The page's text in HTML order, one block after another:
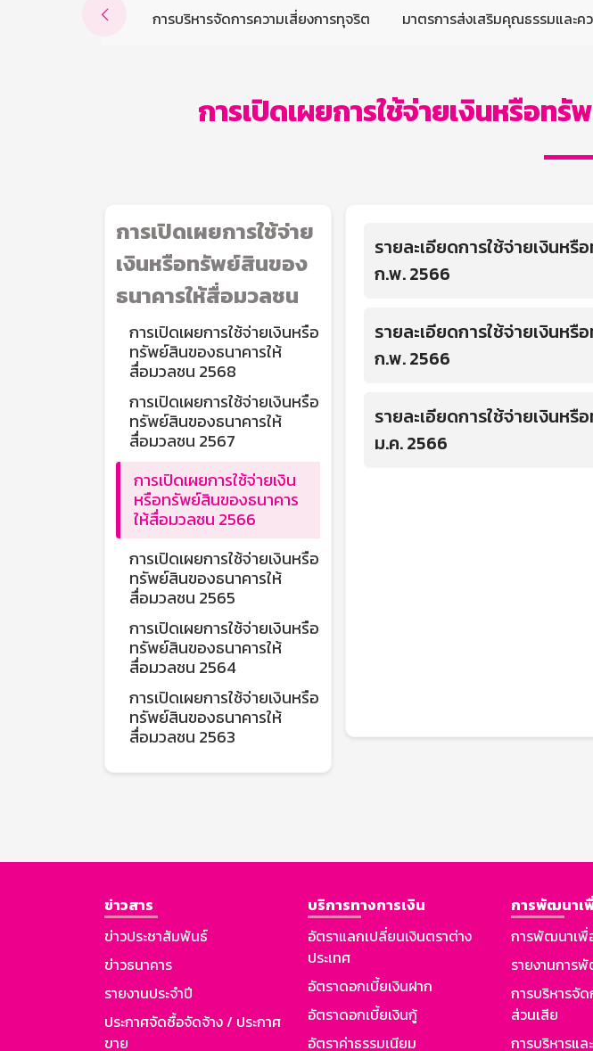
งเสริมความโปร่งใส การบริหารจัดการความเสี่ยงการทุจริต มาตรการส่งเสริมคุณธรรมและคว

การเปิดเผยการใช้จ่ายเงินหรือท
การเปิดเผยการใช้จ่าย
เงินหรือทรัพย์สินของ
ธนาคารให้สื่อมวลชน
การเปิดเผยการใช้จ่ายเงินหรือ
ทรัพย์สินของธนาคารให้
สื่อมวลชน 2568
การเปิดเผยการใช้จ่ายเงินหรือ
ทรัพย์สินของธนาคารให้
สื่อมวลชน 2567
การเปิดเผยการใช้จ่ายเงิน
หรือทรัพย์สินของธนาคาร
ให้สื่อมวลชน 2566
การเปิดเผยการใช้จ่ายเงินหรือ
ทรัพย์สินของธนาคารให้
สื่อมวลชน 2565
การเปิดเผยการใช้จ่ายเงินหรือ
ทรัพย์สินของธนาคารให้
สื่อมวลชน 2564
การเปิดเผยการใช้จ่ายเงินหรือ
ทรัพย์สินของธนาคารให้
สื่อมวลชน 2563
รายละเอียดการใช้จ่ายเงินห
ก.พ. 2566
รายละเอียดการใช้จ่ายเงินห
ก.พ. 2566
รายละเอียดการใช้จ่ายเงินห
ม.ค. 2566
ข่าวสาร
ข่าวประชาสัมพันธ์
ข่าวธนาคาร
รายงานประจำปี
ประกาศจัดซื้อจัดจ้าง / ประกาศ
ขาย
บริการทางการเงิน
อัตราแลกเปลี่ยนเงินตราต่าง
ประเทศ
อัตราดอกเบี้ยเงินฝาก
อัตราดอกเบี้ยเงินกู้
อัตราค่าธรรมเนียม
การพัฒนาเ
การพัฒนาเพื่
รายงานการ
การบริหารจั
ส่วนเสีย
การบริหารแ